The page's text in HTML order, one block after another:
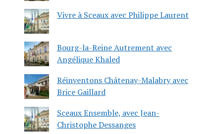
Vivre à Sceaux avec Philippe Laurent
Bourg-la-Reine Autrement avec
Angélique Khaled
Réinventons Châtenay-Malabry avec
Brice Gaillard
Sceaux Ensemble, avec Jean-
Christophe Dessanges